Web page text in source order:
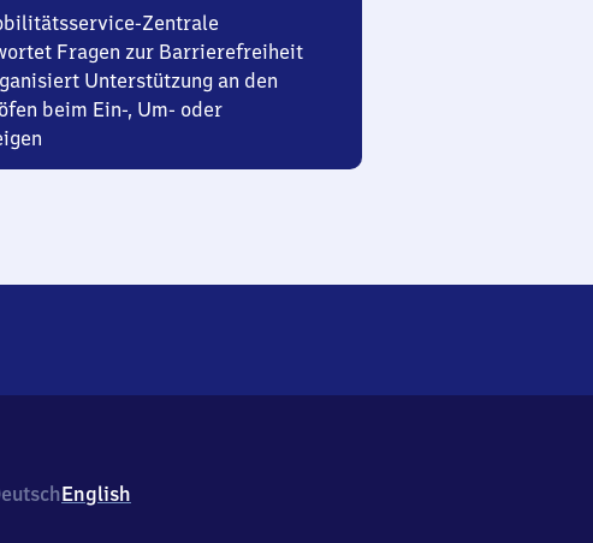
Zentrale
Fragen zur Barrierefreiheit
Unterstützung an den
beim Ein-, Um- oder
English